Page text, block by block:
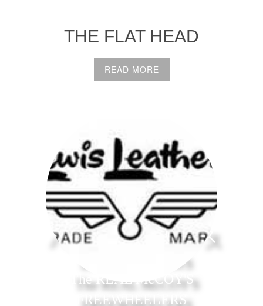
アメカジ買取専門店
バイヤーズボックス
The REAL McCOY'S
FREEWHEELERS
THE FLAT HEAD
READ MORE